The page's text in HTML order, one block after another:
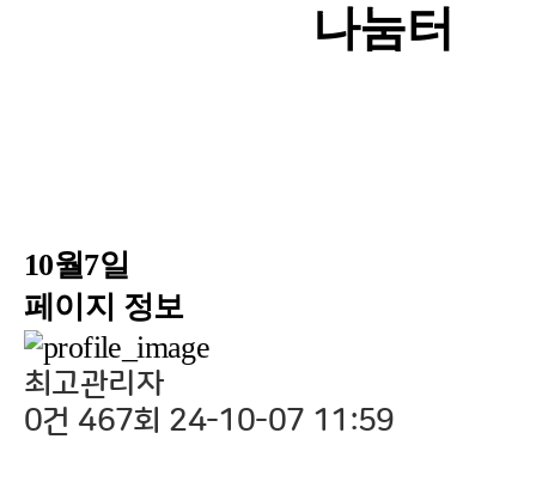
나눔터
10월7일
페이지 정보
최고관리자
0건 467회 24-10-07 11:59